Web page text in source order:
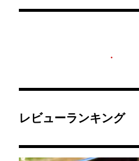
レビューランキング